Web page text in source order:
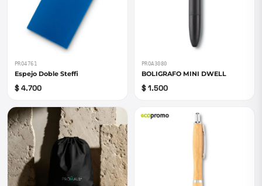
PRO4761
Espejo Doble Steffi
$ 4.700
PROA3080
BOLIGRAFO MINI DWELL
$ 1.500